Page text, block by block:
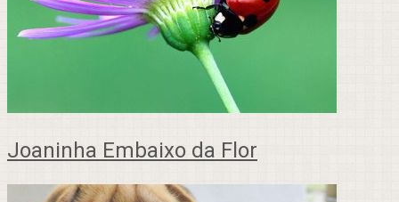
Joaninha Embaixo da Flor